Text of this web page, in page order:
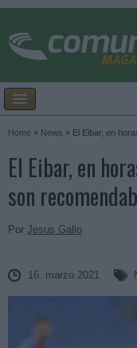
Home » News » El Eibar, en
El Eibar, en
son
Por Jesus Gallo
16. marzo 2021